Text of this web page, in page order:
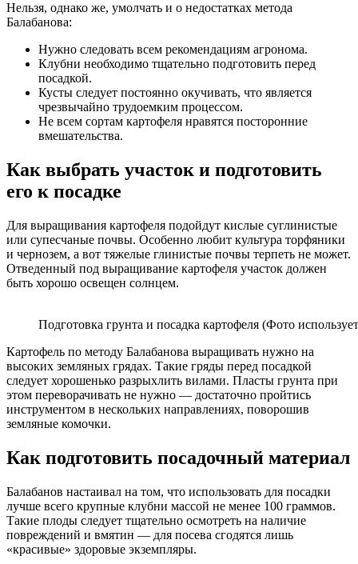
Нельзя, однако же, умолчать и о недостатках метода
Балабанова:
Нужно следовать всем рекомендациям агронома.
Клубни необходимо тщательно подготовить перед
посадкой.
Кусты следует постоянно окучивать, что является
чрезвычайно трудоемким процессом.
Не всем сортам картофеля нравятся посторонние
вмешательства.
Как выбрать участок и подготовить
его к посадке
Для выращивания картофеля подойдут кислые суглинистые
или супесчаные почвы. Особенно любит культура торфяники
и чернозем, а вот тяжелые глинистые почвы терпеть не может.
Отведенный под выращивание картофеля участок должен
быть хорошо освещен солнцем.
Подготовка грунта и посадка картофеля (Фото
Картофель по методу Балабанова выращивать нужно на
высоких земляных грядах. Такие гряды перед посадкой
следует хорошенько разрыхлить вилами. Пласты грунта при
этом переворачивать не нужно — достаточно пройтись
инструментом в нескольких направлениях, поворошив
земляные комочки.
Как подготовить посадочный материал
Балабанов настаивал на том, что использовать для посадки
лучше всего крупные клубни массой не менее 100 граммов.
Такие плоды следует тщательно осмотреть на наличие
повреждений и вмятин — для посева сгодятся лишь
«красивые» здоровые экземпляры.